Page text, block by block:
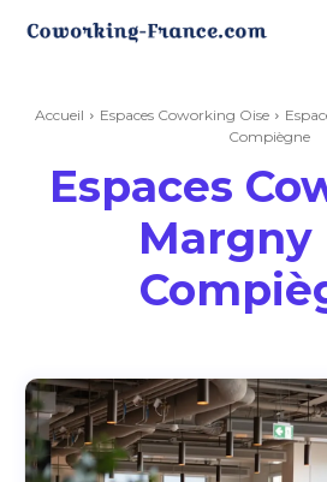
Accueil Espaces Coworking Oise
Compiègne
Espaces
Margny